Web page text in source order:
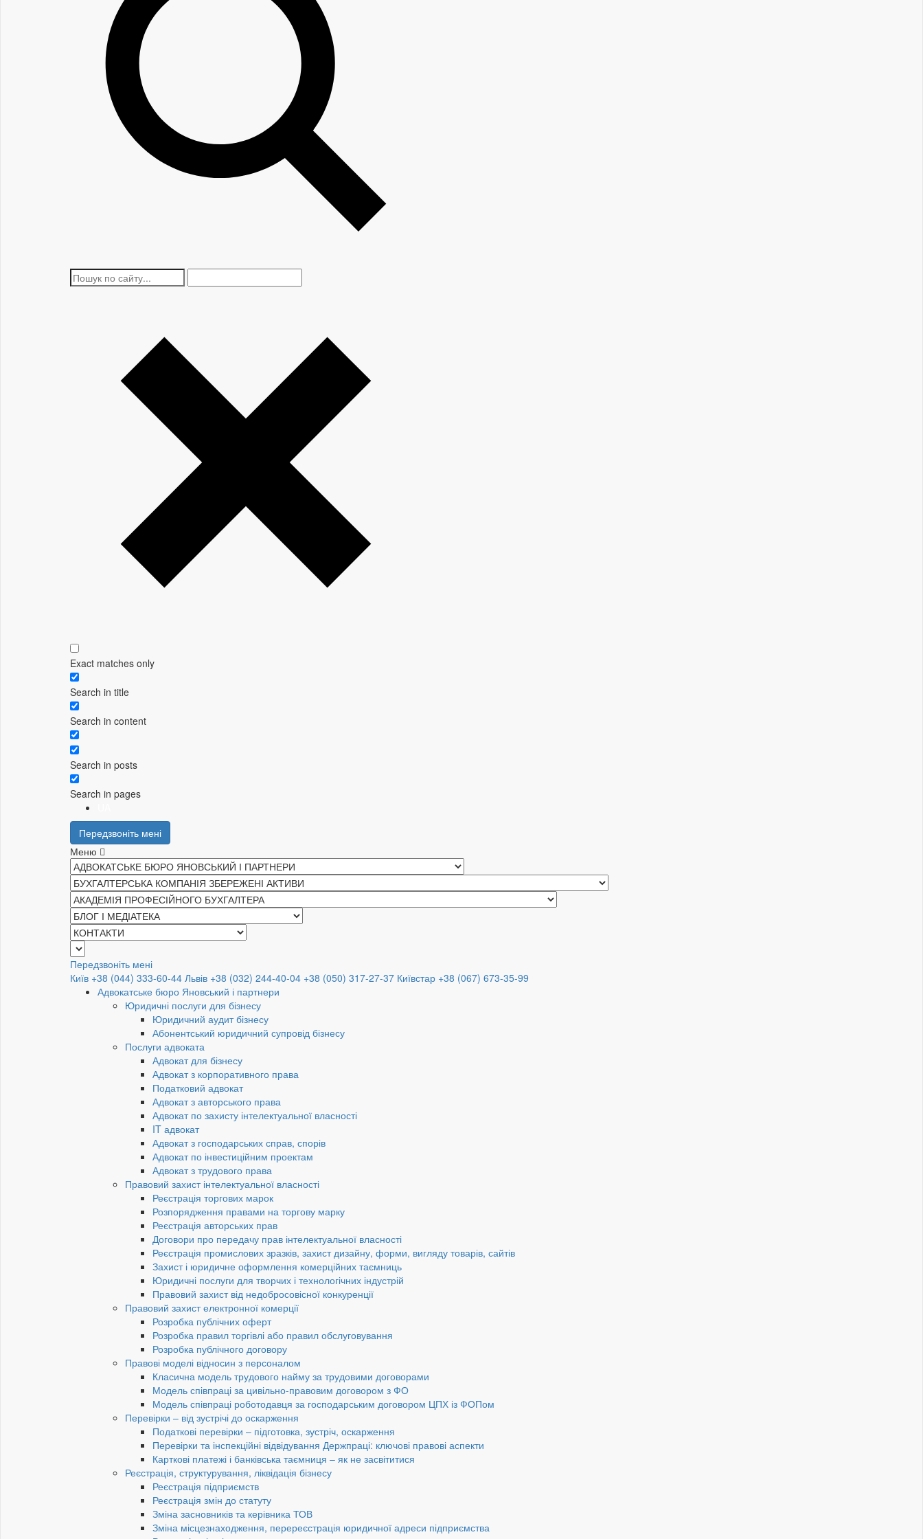
Exact matches only
Search in title
Search in content
Search in posts
Search in pages
Передзвоніть мені
Меню
Передзвоніть мені
Київ +38 (044) 333-60-44 Львів +38 (032) 244-40-04 +38 (050) 317-27-37 Київстар +38 (067) 673-35-99
Адвокатське бюро Яновський і партнери
Юридичні послуги для бізнесу
Юридичний аудит бізнесу
Абонентський юридичний супровід бізнесу
Послуги адвоката
Адвокат для бізнесу
Адвокат з корпоративного права
Податковий адвокат
Адвокат з авторського права
Адвокат по захисту інтелектуальної власності
IT адвокат
Адвокат з господарських справ, спорів
Адвокат по інвестиційним проектам
Адвокат з трудового права
Правовий захист інтелектуальної власності
Реєстрація торгових марок
Розпорядження правами на торгову марку
Реєстрація авторських прав
Договори про передачу прав інтелектуальної власності
Реєстрація промислових зразків, захист дизайну, форми, вигляду товарів, сайтів
Захист і юридичне оформлення комерційних таємниць
Юридичні послуги для творчих і технологічних індустрій
Правовий захист від недобросовісної конкуренції
Правовий захист електронної комерції
Розробка публічних оферт
Розробка правил торгівлі або правил обслуговування
Розробка публічного договору
Правові моделі відносин з персоналом
Класична модель трудового найму за трудовими договорами
Модель співпраці за цивільно-правовим договором з ФО
Модель співпраці роботодавця за господарським договором ЦПХ із ФОПом
Перевірки – від зустрічі до оскарження
Податкові перевірки – підготовка, зустріч, оскарження
Перевірки та інспекційні відвідування Держпраці: ключові правові аспекти
Карткові платежі і банківська таємниця – як не засвітитися
Реєстрація, структурування, ліквідація бізнесу
Реєстрація підприємств
Реєстрація змін до статуту
Зміна засновників та керівника ТОВ
Зміна місцезнаходження, перереєстрація юридичної адреси підприємства